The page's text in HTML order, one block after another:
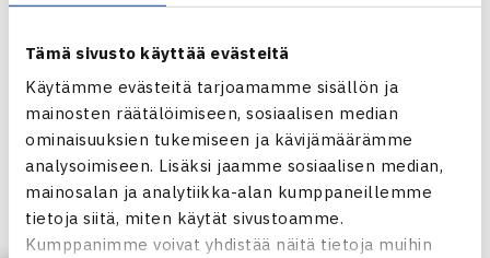
Tämä sivusto käyttää evästeitä
Käytämme evästeitä tarjoamamme sisällön ja
mainosten räätälöimiseen, sosiaalisen median
ominaisuuksien tukemiseen ja kävijämäärämme
analysoimiseen. Lisäksi jaamme sosiaalisen median,
mainosalan ja analytiikka-alan kumppaneillemme
tietoja siitä, miten käytät sivustoamme.
Kumppanimme voivat yhdistää näitä tietoja muihin
Jaa: